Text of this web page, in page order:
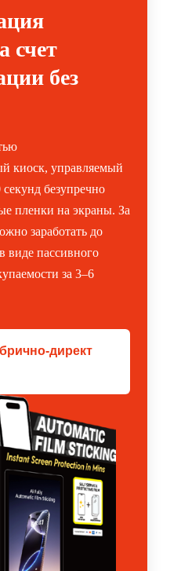
счет
без
киоск, управляемый
безупречно
пленки на экраны. За
заработать до
виде пассивного
за 3–6
директ